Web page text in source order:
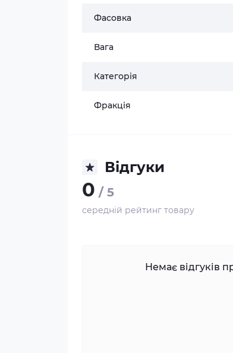
Фасовка
Вага
Категорія
Фракція
Відгуки
0 / 5
середній рейтинг товару
Немає відгуків